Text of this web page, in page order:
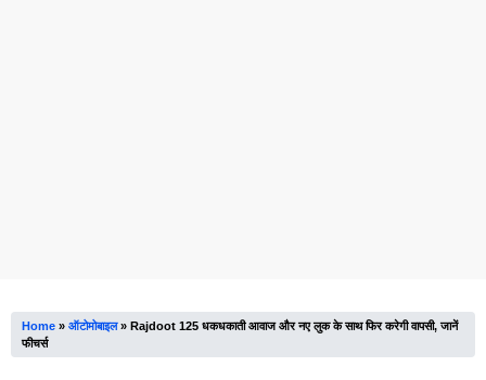
Home » ऑटोमोबाइल» Rajdoot 125 धकधकाती आवाज और नए लुक के साथ फिर करेगी वापसी, जानें
फीचर्स